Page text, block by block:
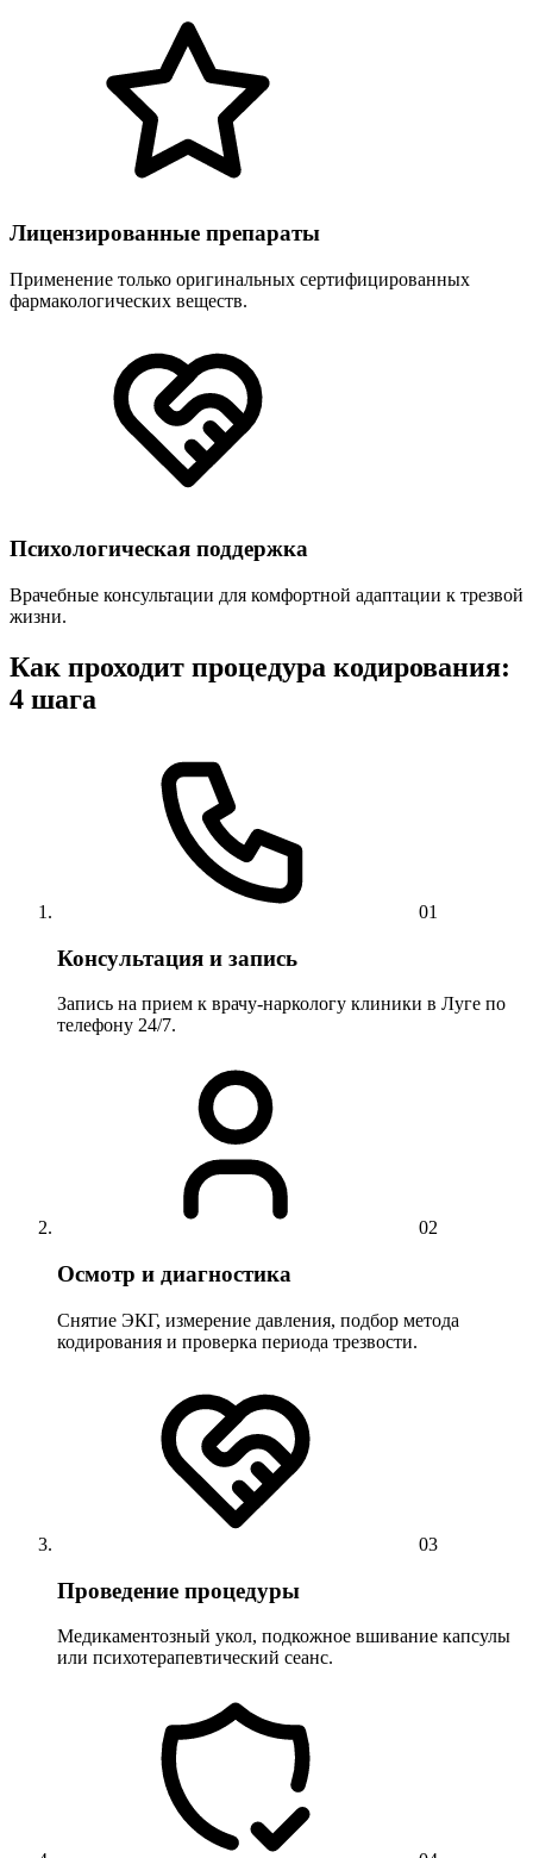
Лицензированные препараты
Применение только оригинальных сертифицированных
фармакологических веществ.
Психологическая поддержка
Врачебные консультации для комфортной адаптации к трезвой
жизни.
Как проходит процедура кодирования:
4 шага
01
Консультация и запись
Запись на прием к врачу-наркологу клиники в Луге по
телефону 24/7.
02
Осмотр и диагностика
Снятие ЭКГ, измерение давления, подбор метода
кодирования и проверка периода трезвости.
03
Проведение процедуры
Медикаментозный укол, подкожное вшивание капсулы
или психотерапевтический сеанс.